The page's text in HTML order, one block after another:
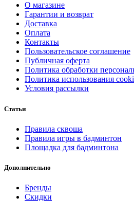
О магазине
Гарантии и возврат
Доставка
Оплата
Контакты
Пользовательское соглашение
Публичная оферта
Политика обработки
Политика использования
Условия рассылки
Статьи
Правила сквоша
Правила игры в бадминтон
Площадка для бадминтона
Дополнительно
Бренды
Скидки